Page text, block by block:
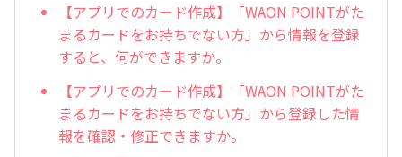
【アプリでのカード作成】「WAON POINTがた
まるカードをお持ちでない方」から情報を登録
すると、何ができますか。
【アプリでのカード作成】「WAON POINTがた
まるカードをお持ちでない方」から登録した情
報を確認・修正できますか。